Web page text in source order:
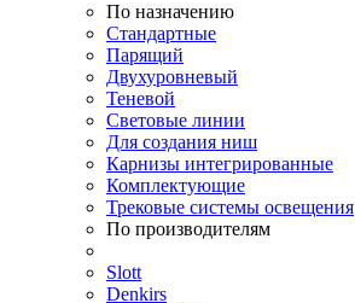
По назначению
Стандартные
Парящий
Двухуровневый
Теневой
Световые линии
Для создания ниш
Карнизы интегрированные
Комплектующие
Трековые системы освещения
По производителям
Slott
Denkirs